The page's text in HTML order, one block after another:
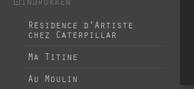
Indrukken
Résidence d'Artiste
chez Caterpillar
Ma Titine
Au Moulin